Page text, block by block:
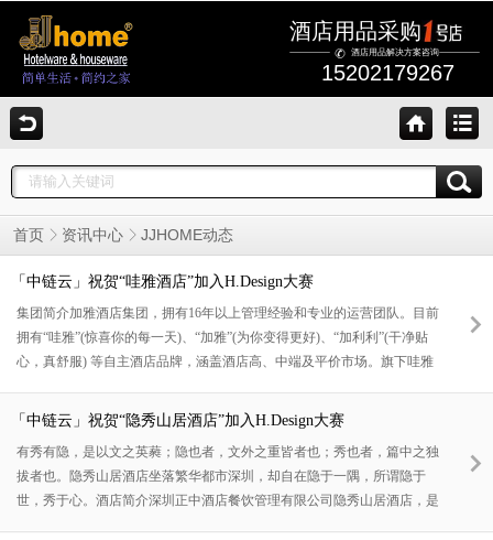
酒店用品采购
酒店用品解决方案咨询
15202179267
首页 资讯中心 JJHOME动态
「中链云」祝贺“哇雅酒店”加入H.Design大赛
集团简介加雅酒店集团，拥有16年以上管理经验和专业的运营团队。目前
拥有“哇雅”(惊喜你的每一天)、“加雅”(为你变得更好)、“加利利”(干净贴
心，真舒服) 等自主酒店品牌，涵盖酒店高、中端及平价市场。旗下哇雅
产品差异化特点，撇除同质化竞争，最大程度的提升酒店的溢价能力。品
务方面为客人带来惊喜。同时酒店本身还是要以舒适、干净为主所以也要
保留实用性，为客人真正提供美好的住宿体验。品牌愿景
「中链云」祝贺“隐秀山居酒店”加入H.Design大赛
有秀有隐，是以文之英蕤；隐也者，文外之重皆者也；秀也者，篇中之独
拔者也。隐秀山居酒店坐落繁华都市深圳，却自在隐于一隅，所谓隐于
世，秀于心。酒店简介深圳正中酒店餐饮管理有限公司隐秀山居酒店，是